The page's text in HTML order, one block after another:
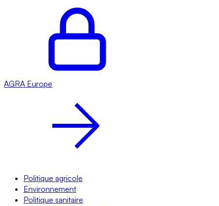
AGRA Europe
Politique agricole
Environnement
Politique sanitaire